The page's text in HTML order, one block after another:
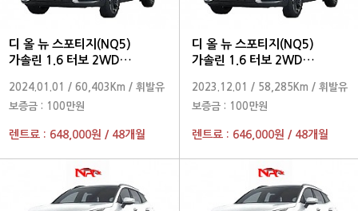
디 올 뉴 스포티지(NQ5)
가솔린 1.6 터보 2WD
2024.01.01 / 60,403Km / 휘발유
보증금 : 100만원
렌트료 : 648,000원 / 48개월
디 올 뉴 스포티지(NQ5)
가솔린 1.6 터보 2WD
2023.12.01 / 58,285Km / 휘발유
보증금 : 100만원
렌트료 : 646,000원 / 48개월